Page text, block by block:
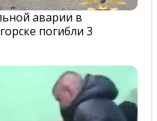
аварии в
погибли 3